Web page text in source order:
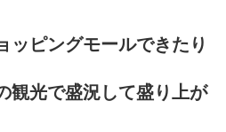
ッピングモールできたり
観光で盛況して盛り上が